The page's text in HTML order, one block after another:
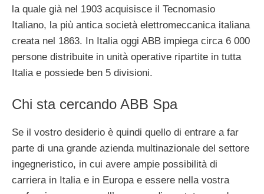
la quale già nel 1903 acquisisce il Tecnomasio
Italiano, la più antica società elettromeccanica italiana
creata nel 1863. In Italia oggi ABB impiega circa 6 000
persone distribuite in unità operative ripartite in tutta
Italia e possiede ben 5 divisioni.
Chi sta cercando ABB Spa
Se il vostro desiderio è quindi quello di entrare a far
parte di una grande azienda multinazionale del settore
ingegneristico, in cui avere ampie possibilità di
carriera in Italia e in Europa e essere nella vostra